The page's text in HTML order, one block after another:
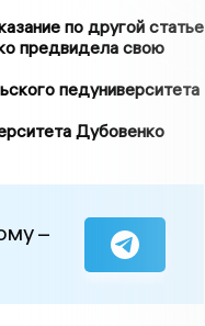
по другой статье
предвидела свою
педуниверситета
Дубовенко
–